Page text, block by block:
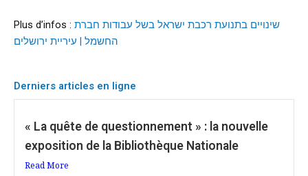
Plus d’infos : שינויים בתנועת רכבת ישראל בשל עבודות חברת
החשמל | עיריית ירושלים
Derniers articles en ligne
« La quête de questionnement » : la nouvelle
exposition de la Bibliothèque Nationale
Read More